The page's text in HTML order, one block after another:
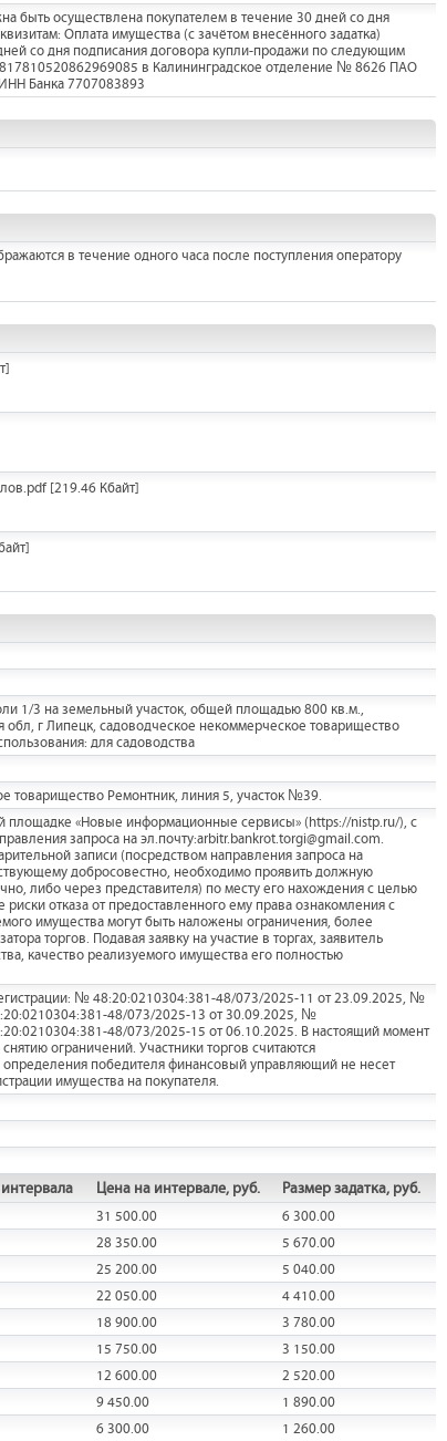
быть осуществлена покупателем в течение 30 дней со дня
Оплата имущества (с зачётом внесённого задатка)
со дня подписания договора купли-продажи по следующим
в Калининградское отделение № 8626 ПАО
Банка 7707083893
в течение одного часа после поступления оператору
[219.46 Кбайт]
1/3 на земельный участок, общей площадью 800 кв.м.,
г Липецк, садоводческое некоммерческое товарищество
для садоводства
товарищество Ремонтник, линия 5, участок №39.
площадке «Новые информационные сервисы» (https://nistp.ru/), с
запроса на эл.почту:arbitr.bankrot.torgi@gmail.com.
записи (посредством направления запроса на
добросовестно, необходимо проявить должную
либо через представителя) по месту его нахождения с целью
отказа от предоставленного ему права ознакомления с
имущества могут быть наложены ограничения, более
торгов. Подавая заявку на участие в торгах, заявитель
качество реализуемого имущества его полностью
№ 48:20:0210304:381-48/073/2025-11 от 23.09.2025, №
48/073/2025-13 от 30.09.2025, №
48/073/2025-15 от 06.10.2025. В настоящий момент
ограничений. Участники торгов считаются
победителя финансовый управляющий не несет
имущества на покупателя.
Цена на интервале, руб. Размер задатка, руб.
31 500.00
6 300.00
28 350.00
5 670.00
25 200.00
5 040.00
22 050.00
4 410.00
18 900.00
3 780.00
15 750.00
3 150.00
12 600.00
2 520.00
9 450.00
1 890.00
6 300.00 1 260.00